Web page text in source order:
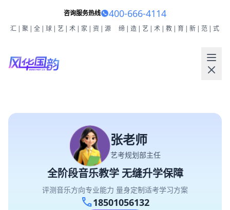
咨询服务热线 400-666-4114
汇|聚|全|球|艺|术|家|资|源 缔|造|艺|术|教|育|新|范|式
张老师
艺考规划部主任
全阶段音乐教学 无缝升学保障
评测音乐方向专业能力 量身定制适考学习方案
call18501056132